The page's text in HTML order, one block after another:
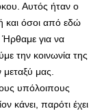
Αυτός ήταν ο
και όσοι από εδώ
για να
την κοινωνία της
μας.
υπόλοιπους
κάνει, παρότι έχει